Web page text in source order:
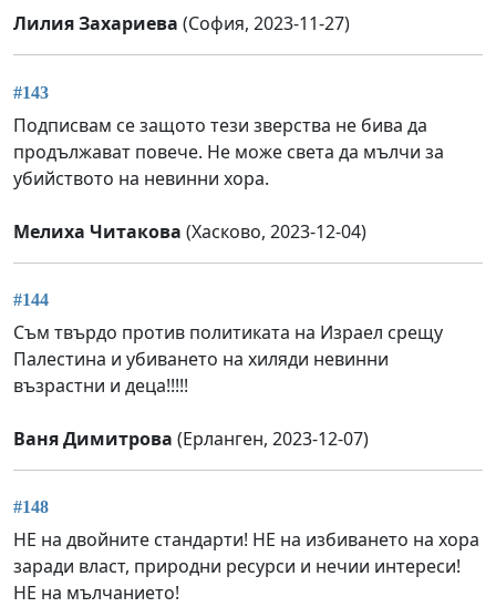
Лилия Захариева (София, 2023-11-27)
#143
Подписвам се защото тези зверства не бива да
продължават повече. Не може света да мълчи за
убийството на невинни хора.
Мелиха Читакова (Хасково, 2023-12-04)
#144
Съм твърдо против политиката на Израел срещу
Палестина и убиването на хиляди невинни
възрастни и деца!!!!!
Ваня Димитрова (Ерланген, 2023-12-07)
#148
НЕ на двойните стандарти! НЕ на избиването на хора
заради власт, природни ресурси и нечии интереси!
НЕ на мълчанието!